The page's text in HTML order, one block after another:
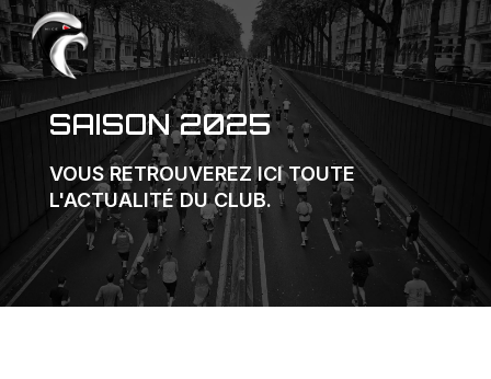
SAISON 2025
VOUS RETROUVEREZ ICI TOUTE
L'ACTUALITÉ DU CLUB.